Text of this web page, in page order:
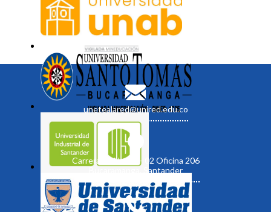
unetealared@unired.edu.co
Carrera 19 No. 35 - 02 Oficina 206
Bucaramanga, Santander